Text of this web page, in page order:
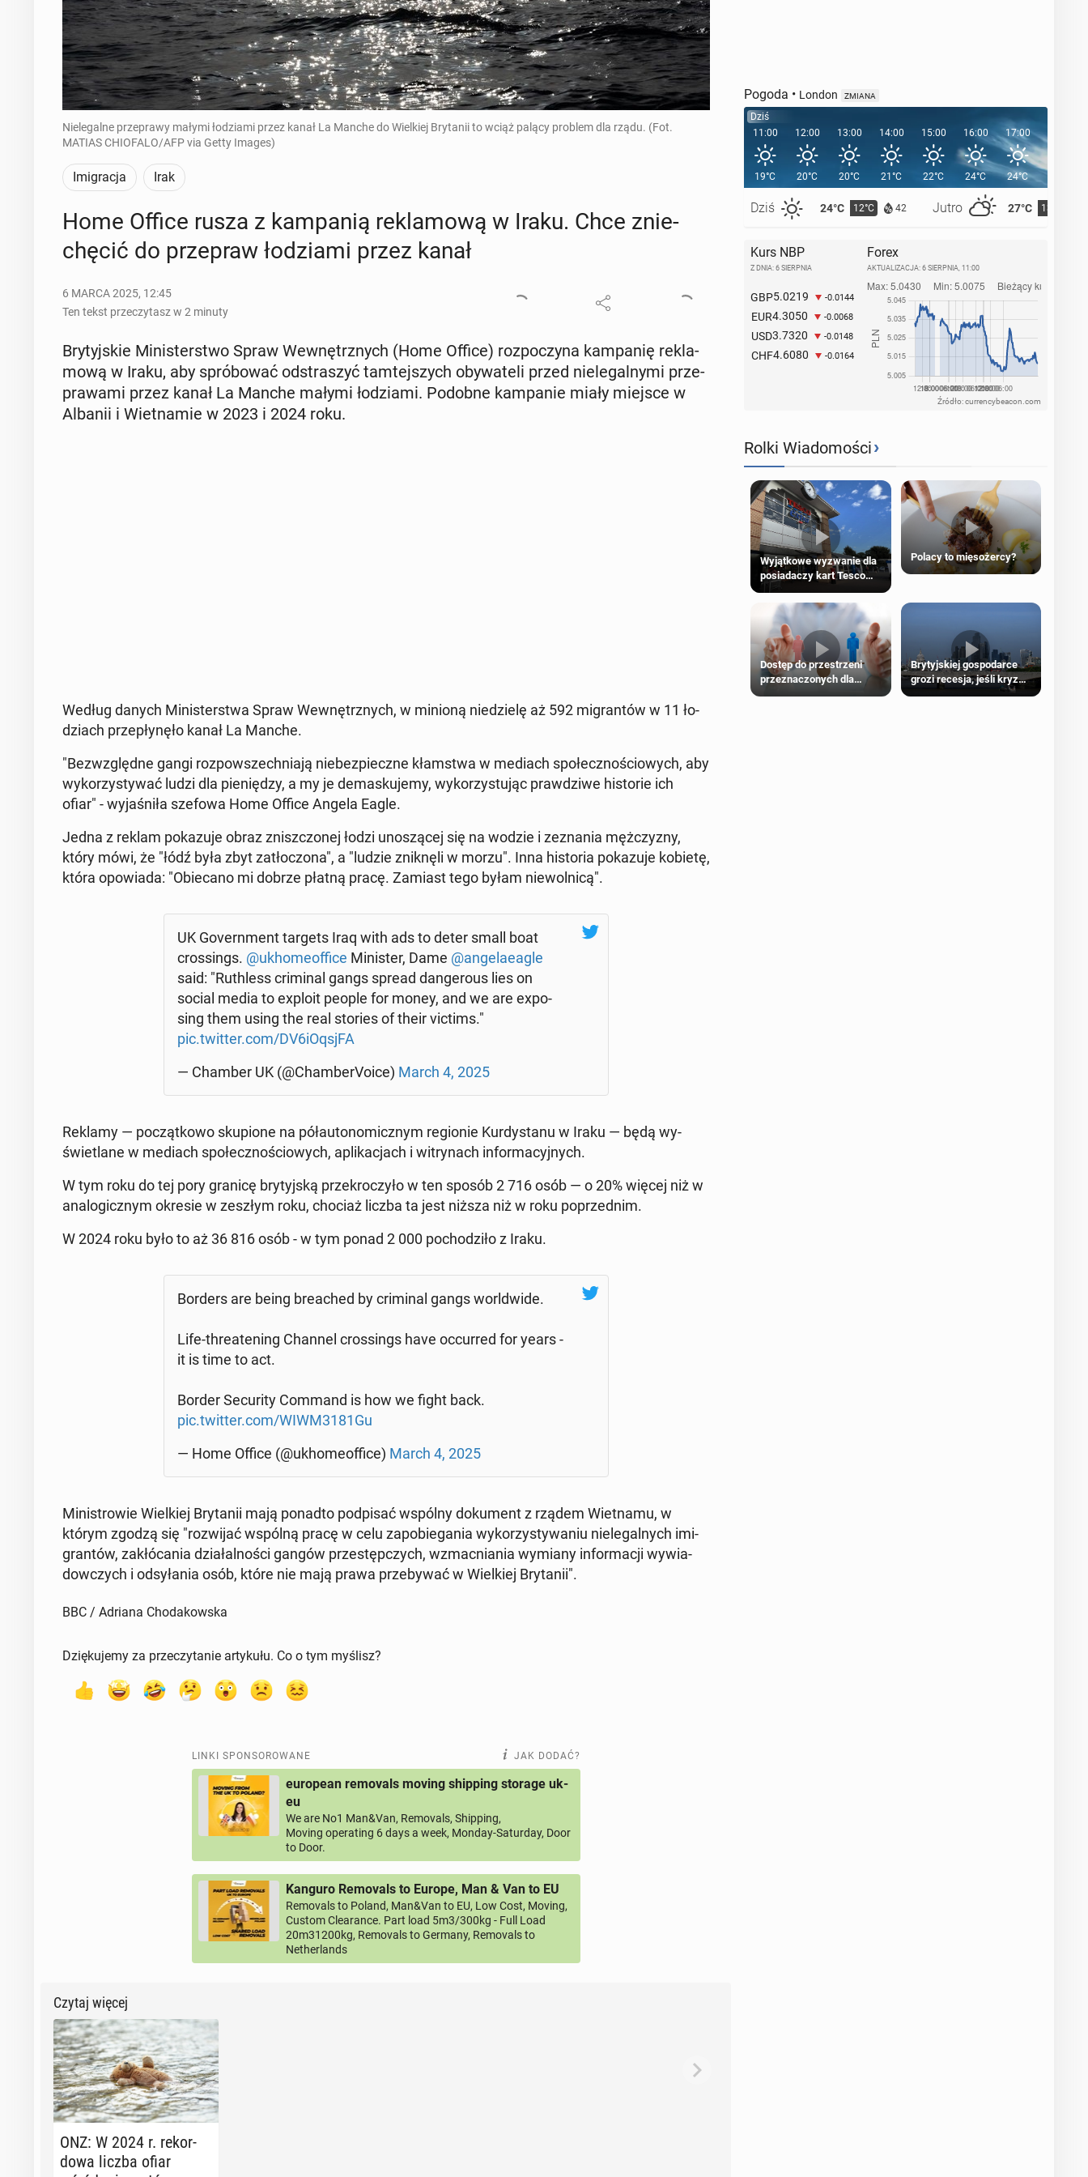
Nielegalne przeprawy małymi łodziami przez kanał La Manche do Wielkiej Brytanii to wciąż palący problem dla rządu. (Fot.
MATIAS CHIOFALO/AFP via Getty Images)
Imigracja Irak
Home Office rusza z kam­pa­nią re­kla­mo­wą w Iraku. Chce znie­
chę­cić do prze­praw ło­dzia­mi przez kanał
6 MARCA 2025, 12:45
Ten tekst przeczytasz w 2 minuty
Bry­tyj­skie Mi­ni­ster­stwo Spraw We­wnętrz­nych (Home Office) roz­po­czy­na kam­pa­nię re­kla­
mo­wą w Iraku, aby spró­bo­wać od­stra­szyć tam­tej­szych oby­wa­te­li przed nie­le­gal­ny­mi prze­
pra­wa­mi przez kanał La Manche małymi ło­dzia­mi. Podobne kam­pa­nie miały miejsce w
Albanii i Wiet­na­mie w 2023 i 2024 roku.
Według danych Mi­ni­ster­stwa Spraw We­wnętrz­nych, w minioną nie­dzie­lę aż 592 mi­gran­tów w 11 ło­
dziach prze­pły­nę­ło kanał La Manche.
"Bez­względ­ne gangi roz­po­wszech­nia­ją nie­bez­piecz­ne kłam­stwa w mediach spo­łecz­no­ścio­wych, aby
wy­ko­rzy­sty­wać ludzi dla pie­nię­dzy, a my je de­ma­sku­je­my, wy­ko­rzy­stu­jąc praw­dzi­we hi­sto­rie ich
ofiar" - wy­ja­śni­ła szefowa Home Office Angela Eagle.
Jedna z reklam po­ka­zu­je obraz znisz­czo­nej łodzi uno­szą­cej się na wodzie i ze­zna­nia męż­czy­zny,
który mówi, że "łódź była zbyt za­tło­czo­na", a "ludzie znik­nę­li w morzu". Inna hi­sto­ria po­ka­zu­je kobietę,
która opo­wia­da: "Obie­ca­no mi dobrze płatną pracę. Zamiast tego byłam nie­wol­ni­cą".
UK Go­vern­ment targets Iraq with ads to deter small boat
cros­sings. @ukho­me­of­fi­ce Mi­ni­ster, Dame @an­ge­la­eagle
said: "Ru­th­less cri­mi­nal gangs spread dan­ge­ro­us lies on
social media to exploit people for money, and we are expo­
sing them using the real stories of their victims."
pic.twitter.com/DV6iOqsjFA
— Chamber UK (@Cham­be­rVo­ice) March 4, 2025
Reklamy — po­cząt­ko­wo sku­pio­ne na pół­au­to­no­micz­nym re­gio­nie Kur­dy­sta­nu w Iraku — będą wy­
świe­tla­ne w mediach spo­łecz­no­ścio­wych, apli­ka­cjach i wi­try­nach in­for­ma­cyj­nych.
W tym roku do tej pory granicę bry­tyj­ską prze­kro­czy­ło w ten sposób 2 716 osób — o 20% więcej niż w
ana­lo­gicz­nym okresie w zeszłym roku, chociaż liczba ta jest niższa niż w roku po­przed­nim.
W 2024 roku było to aż 36 816 osób - w tym ponad 2 000 po­cho­dzi­ło z Iraku.
Borders are being bre­ached by cri­mi­nal gangs worl­dwi­de.
Life-thre­ate­ning Channel cros­sings have oc­cur­red for years -
it is time to act.
Border Se­cu­ri­ty Command is how we fight back.
pic.twitter.com/WIWM3181Gu
— Home Office (@ukho­me­of­fi­ce) March 4, 2025
Mi­ni­stro­wie Wiel­kiej Bry­ta­nii mają ponadto pod­pi­sać wspólny do­ku­ment z rządem Wiet­na­mu, w
którym zgodzą się "roz­wi­jać wspólną pracę w celu za­po­bie­ga­nia wy­ko­rzy­sty­wa­niu nie­le­gal­nych imi­
gran­tów, za­kłó­ca­nia dzia­łal­no­ści gangów prze­stęp­czych, wzmac­nia­nia wymiany in­for­ma­cji wy­wia­
dow­czych i od­sy­ła­nia osób, które nie mają prawa prze­by­wać w Wiel­kiej Bry­ta­nii".
BBC / Adriana Chodakowska
Dziękujemy za przeczytanie artykułu. Co o tym myślisz?
LINKI SPONSOROWANE JAK DODAĆ?
european removals moving shipping storage uk-
eu
We are No1 Man&Van, Removals, Shipping,
Moving operating 6 days a week, Monday-Saturday, Door
to Door.
Kanguro Removals to Europe, Man & Van to EU
Removals to Poland, Man&Van to EU, Low Cost, Moving,
Custom Clearance. Part load 5m3/300kg - Full Load
20m31200kg, Removals to Germany, Removals to
Netherlands
Czytaj więcej
ONZ: W 2024 r. re­kor­
do­wa liczba ofiar
Pogoda • London ZMIANA
Dziś
11:00
19°C
Dziś 24°C 12°C 42 Jutro 27°C 13°C
12:00
20°C
13:00
20°C
14:00
21°C
15:00
22°C
16:00
24°C
17:00
24°C
18:00
Kurs NBP
Z DNIA: 6 SIERPNIA
GBP5.0219 -0.0144
EUR4.3050 -0.0068
USD3.7320 -0.0148
CHF4.6080 -0.0164
Forex
AKTUALIZACJA: 6 SIERPNIA, 11:00
Źródło: currencybeacon.com
Rolki Wiadomości›
Wyjątkowe wyzwanie dla
posiadaczy kart Tesco
Clubcard!
Polacy to mięsożercy?
Dostęp do przestrzeni
przeznaczonych dla
jednej płci ma opierać się
Brytyjskiej gospodarce
grozi recesja, jeśli kryzys
na Bliskim Wschodzie się